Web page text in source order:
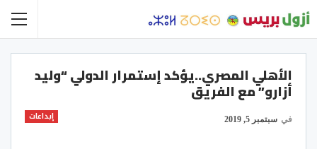
الأهلي المصري..يؤكد إستمرار الدولي “وليد
أزارو” مع الفريق
إبداعات في سبتمبر 5, 2019